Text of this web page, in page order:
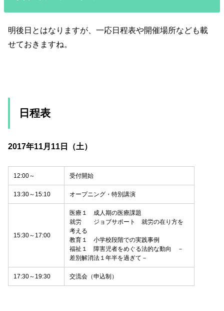
明後日とはなりますが、一応日程表や開催場所なども載
せておきますね。
日程表
2017年11月11日（土）
12:00～ 受付開始
13:30～15:10 オープニング・特別講演
15:30～17:00
医療１ 成人期の医療課題
就労 ジョブサポート 就労の在り方を
考える
教育１ 小学校段階での実践事例
福祉１ 障害児者をめぐる法的な動向 －
差別解消法１年半を過ぎて－
17:30～19:30 交流会（申込制）